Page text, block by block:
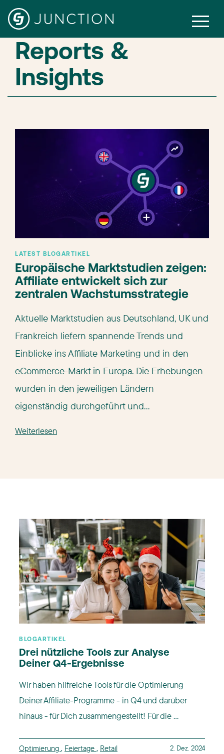
Reports &
Insights
LATEST BLOGARTIKEL
Europäische Marktstudien zeigen:
Affiliate entwickelt sich zur
zentralen Wachstumsstrategie
Aktuelle Marktstudien aus Deutschland, UK und
Frankreich liefern spannende Trends und
Einblicke ins Affiliate Marketing und in den
eCommerce-Markt in Europa. Die Erhebungen
wurden in den jeweiligen Ländern
eigenständig durchgeführt und...
Weiterlesen
BLOGARTIKEL
Drei nützliche Tools zur Analyse
Deiner Q4-Ergebnisse
Wir haben hilfreiche Tools für die Optimierung
Deiner Affiliate-Programme - in Q4 und darüber
hinaus - für Dich zusammengestellt! Für die ...
Optimierung , Feiertage , Retail 2. Dez. 2024